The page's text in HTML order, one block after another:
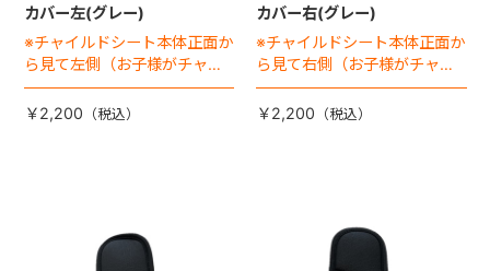
カバー左(グレー)
※チャイルドシート本体正面か
ら見て左側（お子様がチャイ
ルドシートに座った状態で右
手側となります）
￥2,200
カバー右(グレー)
※チャイルドシート本体正面か
ら見て右側（お子様がチャイ
ルドシートに座った状態で左
手側となります）
￥2,200